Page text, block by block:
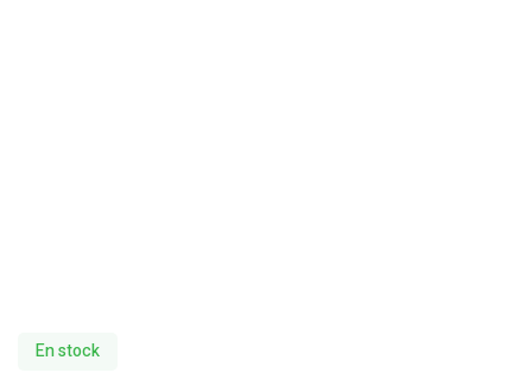
En stock